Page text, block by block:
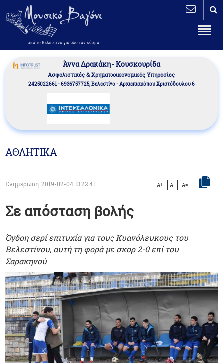
Άννα Δρακάκη - Κουσκουρίδα
Aσφαλιστικές & Χρηματοοικονομικές Υπηρεσίες
2425022661 - 6936757725, Βελεστίνο - Αρχιεπισκόπου Χριστόδουλου 6
ΑΘΛΗΤΙΚΑ
Ενημέρωση: 2019-02-04 13:22:41 A+ A- A=
Σε απόσταση βολής
Όγδοη σερί επιτυχία για τους Κυανόλευκους του
Βελεστίνου, αυτή τη φορά με σκορ 2-0 επί του
Σαρακηνού